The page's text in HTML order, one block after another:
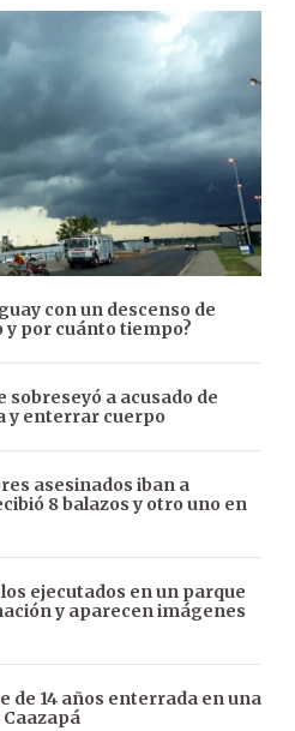
con un descenso de
y por cuánto tiempo?
sobreseyó a acusado de
y enterrar cuerpo
asesinados iban a
8 balazos y otro uno en
ejecutados en un parque
y aparecen imágenes
de 14 años enterrada en una